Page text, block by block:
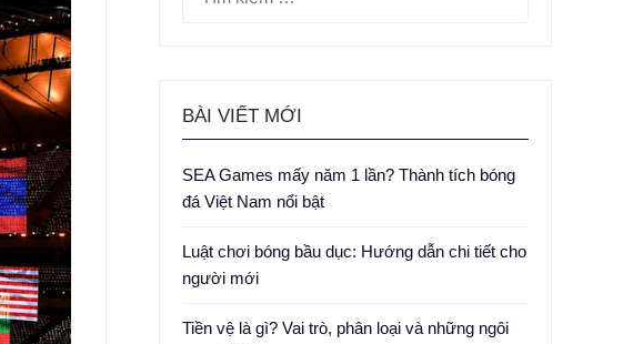
BÀI VIẾT MỚI
SEA Games mấy năm 1 lần? Thành tích bóng
đá Việt Nam nổi bật
Luật chơi bóng bầu dục: Hướng dẫn chi tiết cho
người mới
Tiền vệ là gì? Vai trò, phân loại và những ngôi